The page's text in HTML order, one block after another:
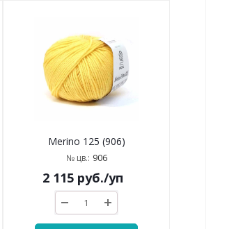
Merino 125 (906)
№ цв.: 906
2 115 руб./уп